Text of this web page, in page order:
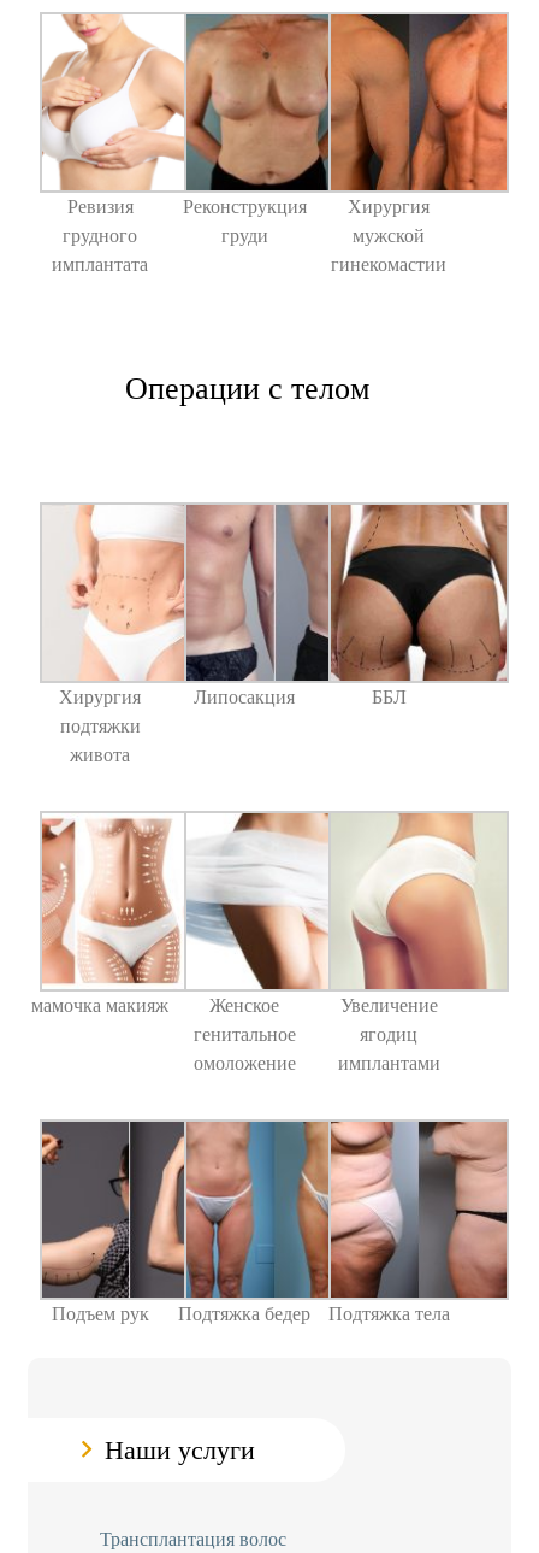
Ревизия
грудного
имплантата
Реконструкция
груди
Хирургия
мужской
гинекомастии
Операции с телом
Хирургия
подтяжки
живота
Липосакция ББЛ
мамочка макияж
Женское
генитальное
омоложение
Увеличение
ягодиц
имплантами
Подъем рук Подтяжка бедер Подтяжка тела
Наши услуги
Трансплантация волос